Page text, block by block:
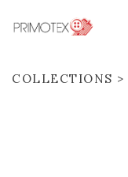
COLLECTIONS